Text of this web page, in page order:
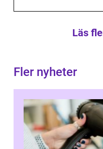
Läs
Fler nyheter